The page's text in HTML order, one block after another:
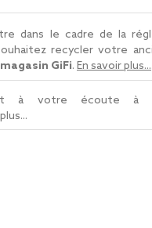
dans le cadre de la
recycler votre
GiFi. En savoir plus...
à votre écoute à